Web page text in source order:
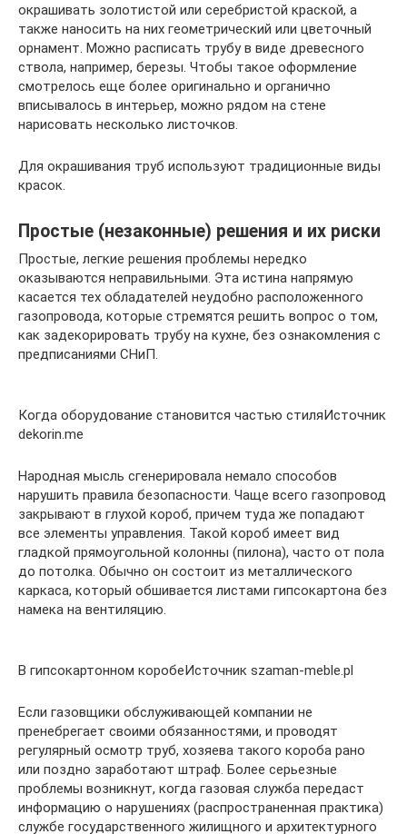
окрашивать золотистой или серебристой краской, а
также наносить на них геометрический или цветочный
орнамент. Можно расписать трубу в виде древесного
ствола, например, березы. Чтобы такое оформление
смотрелось еще более оригинально и органично
вписывалось в интерьер, можно рядом на стене
нарисовать несколько листочков.
Для окрашивания труб используют традиционные виды
красок.
Простые (незаконные) решения и их риски
Простые, легкие решения проблемы нередко
оказываются неправильными. Эта истина напрямую
касается тех обладателей неудобно расположенного
газопровода, которые стремятся решить вопрос о том,
как задекорировать трубу на кухне, без ознакомления с
предписаниями СНиП.
Когда оборудование становится частью стиляИсточник
dekorin.me
Народная мысль сгенерировала немало способов
нарушить правила безопасности. Чаще всего газопровод
закрывают в глухой короб, причем туда же попадают
все элементы управления. Такой короб имеет вид
гладкой прямоугольной колонны (пилона), часто от пола
до потолка. Обычно он состоит из металлического
каркаса, который обшивается листами гипсокартона без
намека на вентиляцию.
В гипсокартонном коробеИсточник szaman-meble.pl
Если газовщики обслуживающей компании не
пренебрегает своими обязанностями, и проводят
регулярный осмотр труб, хозяева такого короба рано
или поздно заработают штраф. Более серьезные
проблемы возникнут, когда газовая служба передаст
информацию о нарушениях (распространенная практика)
службе государственного жилищного и архитектурного